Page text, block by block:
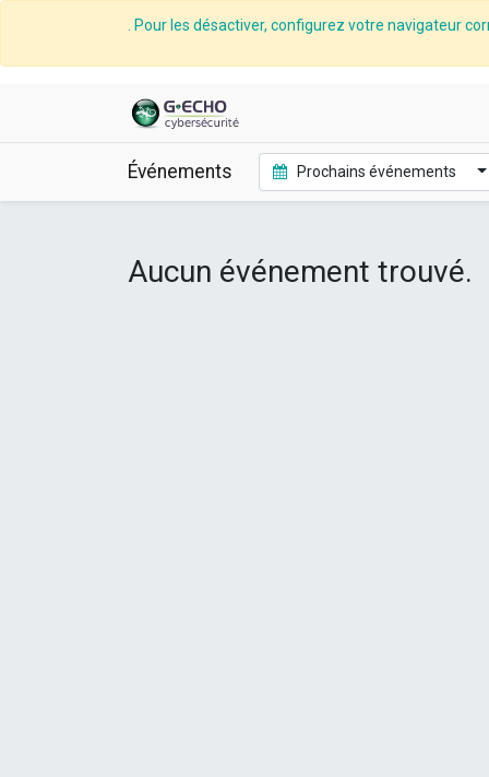
. Pour les désactiver, configurez votre navigateur
Événements Prochains événements
Aucun événement trouvé.